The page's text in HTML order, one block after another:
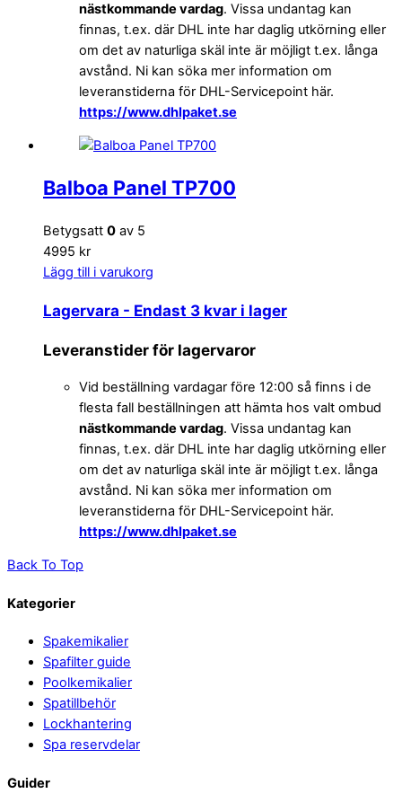
nästkommande vardag. Vissa undantag kan
finnas, t.ex. där DHL inte har daglig utkörning eller
om det av naturliga skäl inte är möjligt t.ex. långa
avstånd. Ni kan söka mer information om
leveranstiderna för DHL-Servicepoint här.
https://www.dhlpaket.se
Balboa Panel TP700
Betygsatt 0 av 5
4995 kr
Lägg till i varukorg
Lagervara - Endast 3 kvar i lager
Leveranstider för lagervaror
Vid beställning vardagar före 12:00 så finns i de
flesta fall beställningen att hämta hos valt ombud
nästkommande vardag. Vissa undantag kan
finnas, t.ex. där DHL inte har daglig utkörning eller
om det av naturliga skäl inte är möjligt t.ex. långa
avstånd. Ni kan söka mer information om
leveranstiderna för DHL-Servicepoint här.
https://www.dhlpaket.se
Back To Top
Kategorier
Spakemikalier
Spafilter guide
Poolkemikalier
Spatillbehör
Lockhantering
Spa reservdelar
Guider